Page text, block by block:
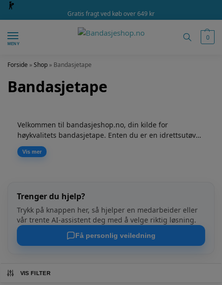
Gratis fragt ved køb over 649 kr
MENY
0
Forside »Shop » Bandasjetape
Bandasjetape
Velkommen til bandasjeshop.no, din kilde for
høykvalitets bandasjetape. Enten du er en idrettsutøver
som trenger ekstra støtte og stabilitet, eller du trenger
smertelindring og rehabilitering, er vi her for å hjelpe
neste nivå. Ta en titt på våre produkter og kom i gang
med å forbedre din prestasjon og velvære i dag.
Vis mer
Trenger du hjelp?
Trykk på knappen her, så hjelper en medarbeider eller
vår trente AI-assistent deg med å velge riktig løsning.
Få personlig veiledning
VIS FILTER